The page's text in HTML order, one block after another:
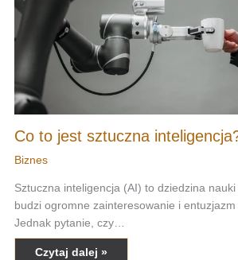
Co to jest sztuczna
Biznes
Sztuczna inteligencja (AI) to dziedzina
budzi ogromne zainteresowanie i entuzjazm
Jednak pytanie, czy…
Czytaj dalej »